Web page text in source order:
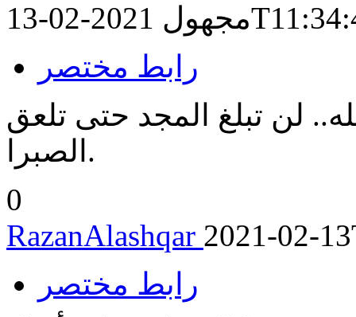
مجهول2021-02-
رابط مختصر
لن تبلغ المجد حتى تلعق
الصبرا.
0
RazanAlashqar 2021-02-
رابط مختصر